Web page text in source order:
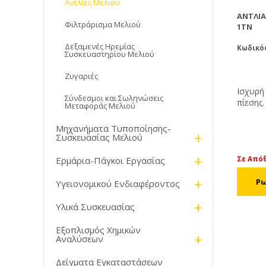
1TN
Σε
Αντλίες Μελιού
Φιλτράρισμα Μελιού
Δεξαμενές Ηρεμίας
Συσκευαστηρίου Μελιού
Ζυγαριές
Σύνδεσμοι και Σωληνώσεις
Μεταφοράς Μελιού
Μηχανήματα Τυποποίησης-
Συσκευασίας Μελιού +
Ερμάρια-Πάγκοι Εργασίας +
Υγειονομικού Ενδιαφέροντος +
Υλικά Συσκευασίας +
Εξοπλισμός Χημικών
Αναλύσεων +
Δείγματα Εγκαταστάσεων